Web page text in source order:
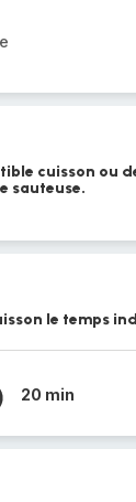
cuisson ou
sauteuse.
le temps
20 min